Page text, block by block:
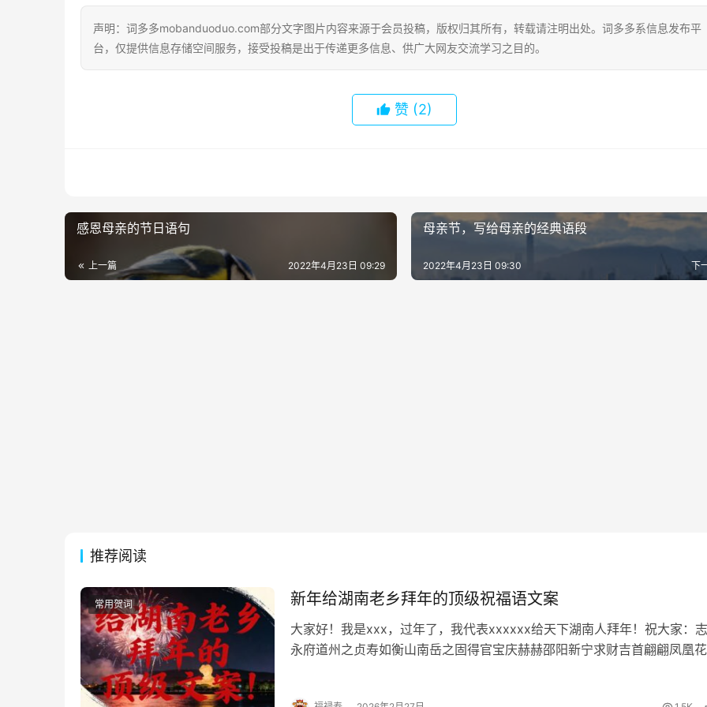
声明：词多多mobanduoduo.com部分文字图片内容来源于会员投稿，版权归其所有，转载请注明出处。词多多系信息发布平
台，仅提供信息存储空间服务，接受投稿是出于传递更多信息、供广大网友交流学习之目的。
赞 (2)
感恩母亲的节日语句
上一篇 2022年4月23日 09:29
母亲节，写给母亲的经典语段
下
2022年4月23日 09:30
推荐阅读
常用贺词 新年给湖南老乡拜年的顶级祝福语文案
大家好！我是xxx，过年了，我代表xxxxxx给天下湖南人拜年！祝大家：
永府道州之贞寿如衡山南岳之固得官宝庆赫赫邵阳新宁求财吉首翩翩凤凰